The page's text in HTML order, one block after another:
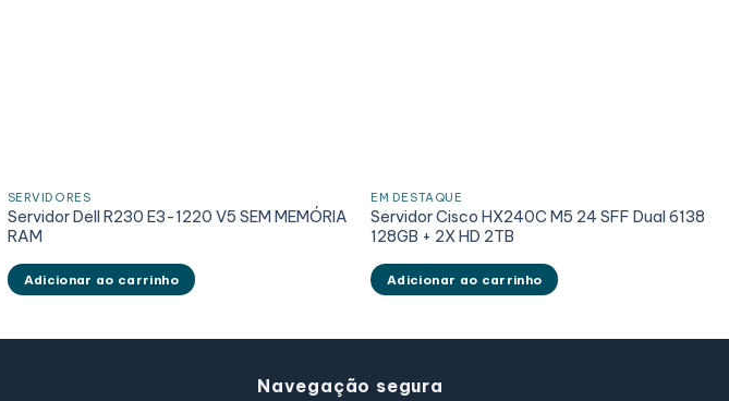
SERVIDORES
Servidor Dell R230 E3-1220 V5 SEM MEMÓRIA
RAM
Adicionar ao carrinho
EM DESTAQUE
Servidor Cisco HX240C M5 24 SFF Dual 6138
128GB + 2X HD 2TB
Adicionar ao carrinho
Navegação segura